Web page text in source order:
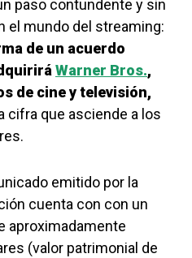
paso contundente y sin
el mundo del streaming:
de un acuerdo
Warner Bros.,
de cine y televisión,
cifra que asciende a los
emitido por la
cuenta con con un
aproximadamente
(valor patrimonial de